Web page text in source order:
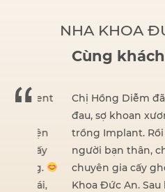
NHA KHOA
Cùng
Chị Hồng Diễm đã mất
đau, sợ khoan xương
trồng Implant. Rồi một
người bạn thân, chị biết
chuyên gia cấy ghép
Khoa Đức An. Sau buổi